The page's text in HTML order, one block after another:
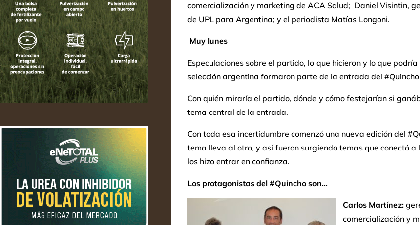
comercialización y marketing de ACA Salud; Daniel Visintin,
de UPL para Argentina; y el periodista Matías Longoni.
Muy lunes
Especulaciones sobre el partido, lo que hicieron y lo que podría
selección argentina formaron parte de la entrada del
Con quién miraría el partido, dónde y cómo festejarían si
tema central de la entrada.
Con toda esa incertidumbre comenzó una nueva edición del
tema lleva al otro, y así fueron surgiendo temas que conectó a
los hizo entrar en confianza.
Los protagonistas del #Quincho son…
Carlos Martínez:
comercialización y